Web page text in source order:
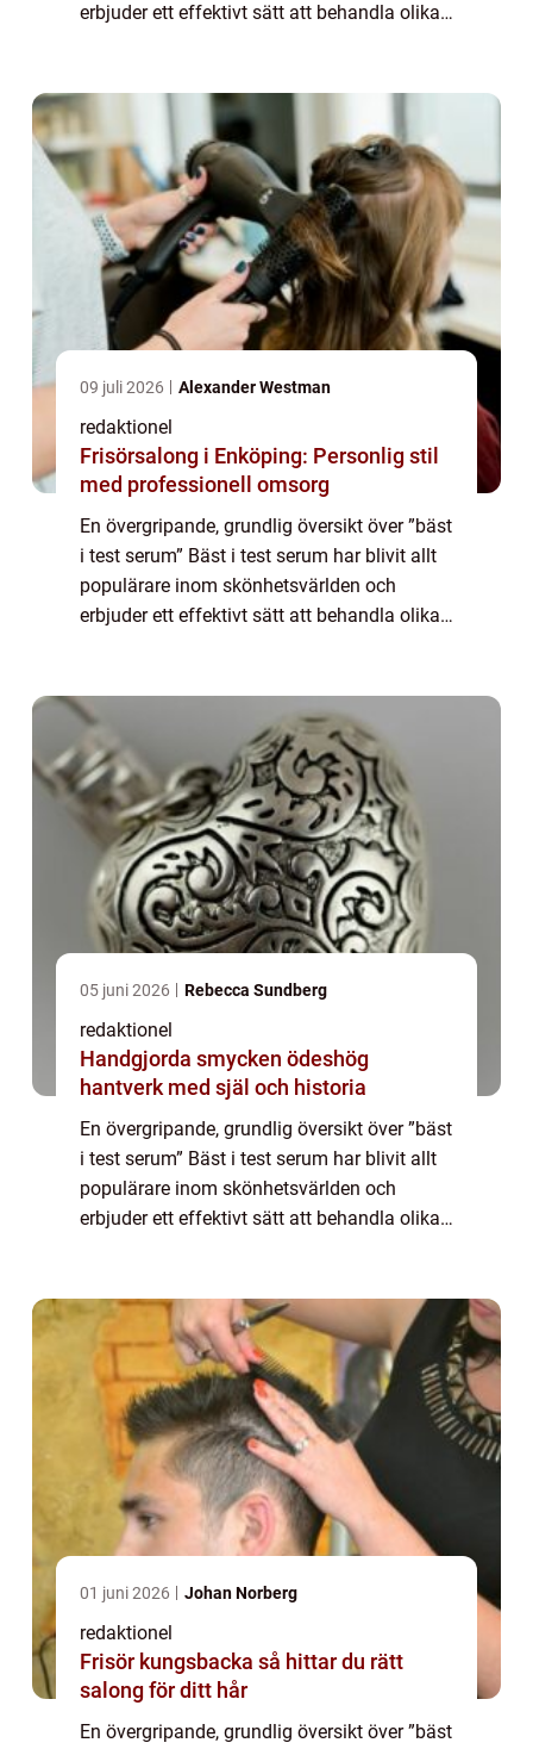
erbjuder ett effektivt sätt att behandla olika
09 juli 2026 Alexander Westman
redaktionel
Frisörsalong i Enköping: Personlig stil
med professionell omsorg
En övergripande, grundlig översikt över ”bäst
i test serum” Bäst i test serum har blivit allt
populärare inom skönhetsvärlden och
erbjuder ett effektivt sätt att behandla olika
05 juni 2026 Rebecca Sundberg
redaktionel
Handgjorda smycken ödeshög
hantverk med själ och historia
En övergripande, grundlig översikt över ”bäst
i test serum” Bäst i test serum har blivit allt
populärare inom skönhetsvärlden och
erbjuder ett effektivt sätt att behandla olika
01 juni 2026 Johan Norberg
redaktionel
Frisör kungsbacka så hittar du rätt
salong för ditt hår
En övergripande, grundlig översikt över ”bäst